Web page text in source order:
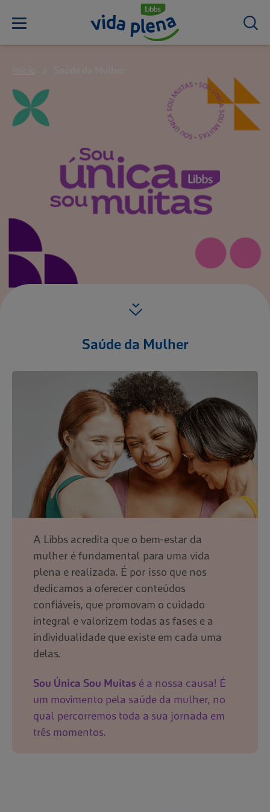
Saúde da Mulher
A Libbs acredita que o bem-estar da
mulher é fundamental para uma vida
plena e realizada. É por isso que nos
dedicamos a oferecer conteúdos
confiáveis, que promovam o cuidado
integral e valorizem todas as fases e a
individualidade que existe em cada uma
delas.
Sou Única Sou Muitas é a nossa causa! É
um movimento pela saúde da mulher, no
qual percorremos toda a sua jornada em
três momentos.